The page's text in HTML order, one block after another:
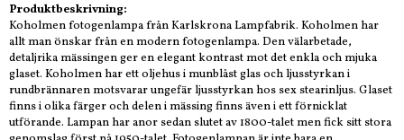
Produktbeskrivning:
Koholmen fotogenlampa från Karlskrona Lampfabrik. Koholmen har
allt man önskar från en modern fotogenlampa. Den välarbetade,
detaljrika mässingen ger en elegant kontrast mot det enkla och mjuka
glaset. Koholmen har ett oljehus i munblåst glas och ljusstyrkan i
rundbrännaren motsvarar ungefär ljusstyrkan hos sex stearinljus. Glaset
finns i olika färger och delen i mässing finns även i ett förnicklat
utförande. Lampan har anor sedan slutet av 1800-talet men fick sitt stora